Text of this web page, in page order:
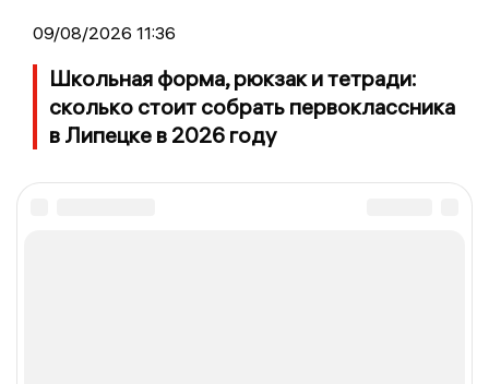
09/08/2026 11:36
Школьная форма, рюкзак и тетради:
сколько стоит собрать первоклассника
в Липецке в 2026 году